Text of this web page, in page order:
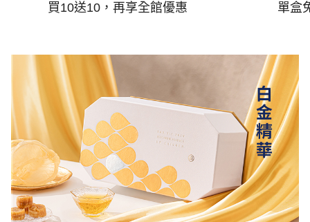
買10送10，再享全館優惠 單盒